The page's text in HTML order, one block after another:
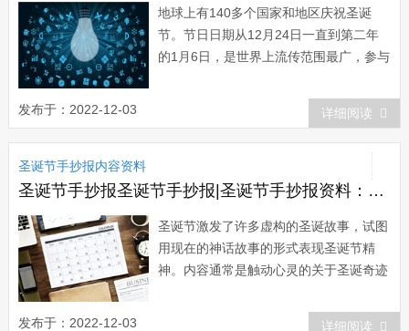
地球上有140多个国家和地区庆祝圣诞
节。节日日期从12月24日一直到第二年
的1月6日，是世界上流传范围最广，参与
超越国界的普天同庆的世界性节日。圣诞
节是在12月25日，但欢度圣诞却从12月
24日就开始了。这就像中国人过春节并不
从正月初一开始，而是从大年三十开始...
发布于：2022-12-03 详细阅读
圣诞节手抄报内容资料
圣诞节手抄报圣诞节手抄报|圣诞节手抄报资料：圣诞节的艺术
圣诞节激发了许多虚构的圣诞故事，试图
用现在的神话故事的形式表现圣诞节精
神。内容通常是触动心灵的关于圣诞奇迹
并且已经变为大众文化的一部分，这些故
发布于：2022-12-03 详细阅读